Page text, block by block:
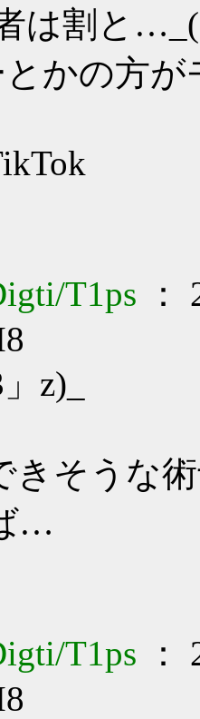
は割と
かの方
T1ps ：
z)_
きそうな
…
T1ps ：